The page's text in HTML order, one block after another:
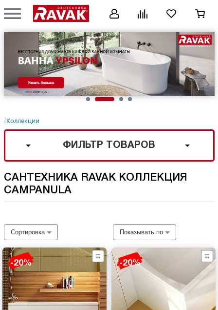
/Коллекции
ФИЛЬТР ТОВАРОВ
САНТЕХНИКА RAVAK КОЛЛЕКЦИЯ
CAMPANULA
Сортировка Показывать по
-20% -20%